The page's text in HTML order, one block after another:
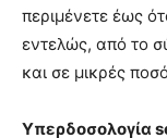
περιμένετε έως
εντελώς, από το
και σε μικρές
Υπερδοσολογία